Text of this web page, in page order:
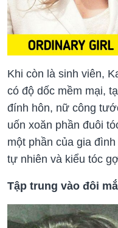
Khi còn là sinh viên,
có độ dốc mềm mại,
đính hôn, nữ công
uốn xoăn phần đuôi
một phần của gia
tự nhiên và kiểu tóc
Tập trung vào đôi